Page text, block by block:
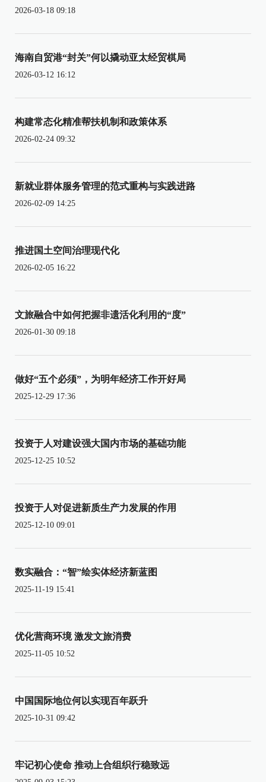
2026-03-18 09:18
海南自贸港“封关”何以撬动亚太经贸棋局
2026-03-12 16:12
构建常态化精准帮扶机制和政策体系
2026-02-24 09:32
新就业群体服务管理的范式重构与实践进路
2026-02-09 14:25
推进国土空间治理现代化
2026-02-05 16:22
文旅融合中如何把握非遗活化利用的“度”
2026-01-30 09:18
做好“五个必须”，为明年经济工作开好局
2025-12-29 17:36
投资于人对建设强大国内市场的基础功能
2025-12-25 10:52
投资于人对促进新质生产力发展的作用
2025-12-10 09:01
数实融合：“智”绘实体经济新蓝图
2025-11-19 15:41
优化营商环境 激发文旅消费
2025-11-05 10:52
中国国际地位何以实现百年跃升
2025-10-31 09:42
牢记初心使命 推动上合组织行稳致远